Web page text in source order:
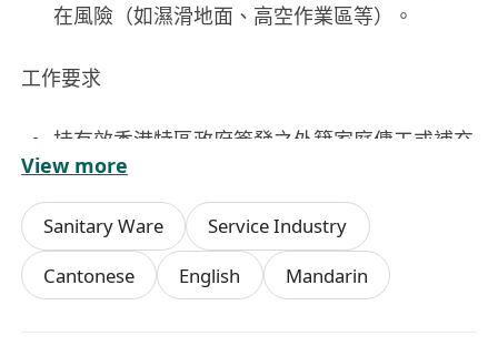
在風險（如濕滑地面、高空作業區等）。
工作要求
持有效香港特區政府簽發之外籍家庭傭工或補充
勞工計劃（如「輸入勞工計劃」）相關工作簽
證，並符合入境處就職位類別之資格規定；
具備基本粵語溝通能力，能理解簡單口頭指示及
書面標示（如清潔指引、安全告示），懂普通話
或英語者優先；
View more
Sanitary Ware
Service Industry
Cantonese
English Mandarin